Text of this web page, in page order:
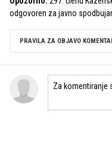
odgovoren za javno
PRAVILA ZA OBJAVO